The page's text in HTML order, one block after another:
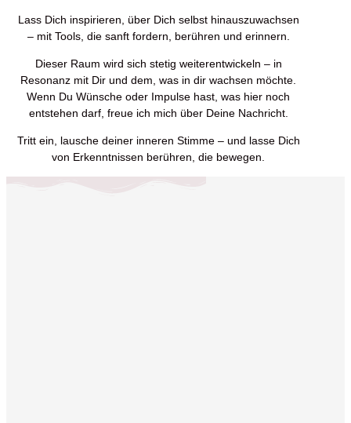
Lass Dich inspirieren, über Dich selbst hinauszuwachsen
– mit Tools, die sanft fordern, berühren und erinnern.
Dieser Raum wird sich stetig weiterentwickeln – in
Resonanz mit Dir und dem, was in dir wachsen möchte.
Wenn Du Wünsche oder Impulse hast, was hier noch
entstehen darf, freue ich mich über Deine Nachricht.
Tritt ein, lausche deiner inneren Stimme – und lasse Dich
von Erkenntnissen berühren, die bewegen.